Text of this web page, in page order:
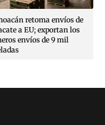
retoma envíos de
a EU; exportan los
envíos de 9 mil